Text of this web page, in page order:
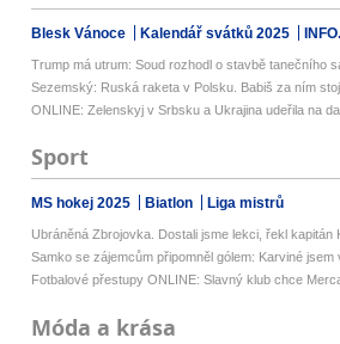
Blesk Vánoce Kalendář svátků 2025
Trump má utrum: Soud rozhodl o stavbě tanečního
Sezemský: Ruská raketa v Polsku. Babiš za ním
ONLINE: Zelenskyj v Srbsku a Ukrajina udeřila na
Sport
MS hokej 2025 Biatlon Liga mistrů
Ubráněná Zbrojovka. Dostali jsme lekci, řekl kapitán
Samko se zájemcům připomněl gólem: Karviné jsem
Fotbalové přestupy ONLINE: Slavný klub chce
Móda a krása